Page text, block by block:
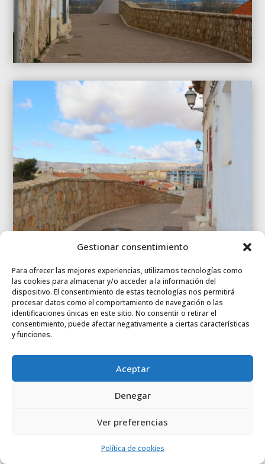
Gestionar consentimiento
Para ofrecer las mejores experiencias, utilizamos tecnologías como
las cookies para almacenar y/o acceder a la información del
dispositivo. El consentimiento de estas tecnologías nos permitirá
procesar datos como el comportamiento de navegación o las
identificaciones únicas en este sitio. No consentir o retirar el
consentimiento, puede afectar negativamente a ciertas características
y funciones.
Aceptar
Denegar
Ver preferencias
Política de cookies

Teléfono
620 856 957